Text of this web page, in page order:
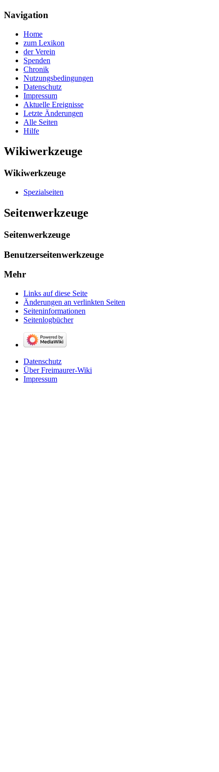
Navigation
Home
zum Lexikon
der Verein
Spenden
Chronik
Nutzungsbedingungen
Datenschutz
Impressum
Aktuelle Ereignisse
Letzte Änderungen
Alle Seiten
Hilfe
Wikiwerkzeuge
Wikiwerkzeuge
Spezialseiten
Seitenwerkzeuge
Seitenwerkzeuge
Benutzerseitenwerkzeuge
Mehr
Links auf diese Seite
Änderungen an verlinkten Seiten
Seiten­­informationen
Seitenlogbücher
Datenschutz
Über Freimaurer-Wiki
Impressum